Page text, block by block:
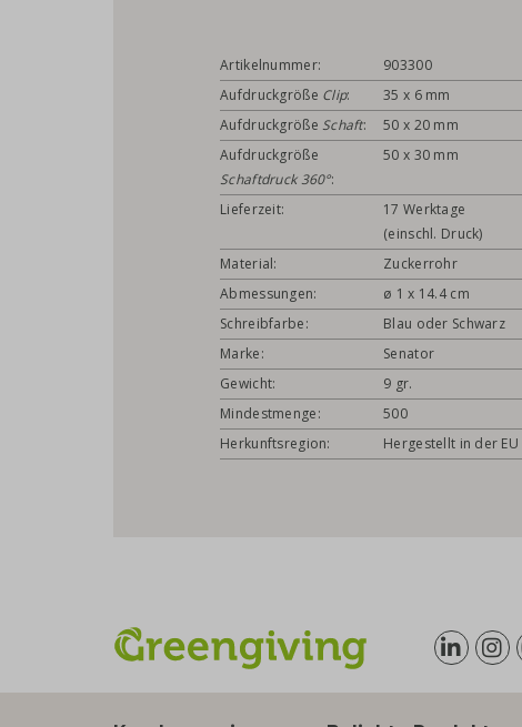
Artikelnummer:
903300
Aufdruckgröße Clip:
35 x 6 mm
Aufdruckgröße Schaft:
50 x 20 mm
Aufdruckgröße
Schaftdruck 360°:
50 x 30 mm
Lieferzeit:
17 Werktage
(einschl. Druck)
Material:
Zuckerrohr
Abmessungen:
ø 1 x 14.4 cm
Schreibfarbe:
Blau oder Schwarz
Marke:
Senator
Gewicht:
9 gr.
Mindestmenge:
500
Herkunftsregion:
Hergestellt in der EU